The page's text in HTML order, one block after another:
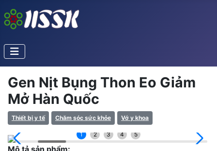
Gen Nịt Bụng Thon Eo Giảm
Mở Hàn Quốc
Thiết bị y tế Chăm sóc sức khỏe Vớ y khoa
1 2 3 4 5
Mô tả sản phẩm: